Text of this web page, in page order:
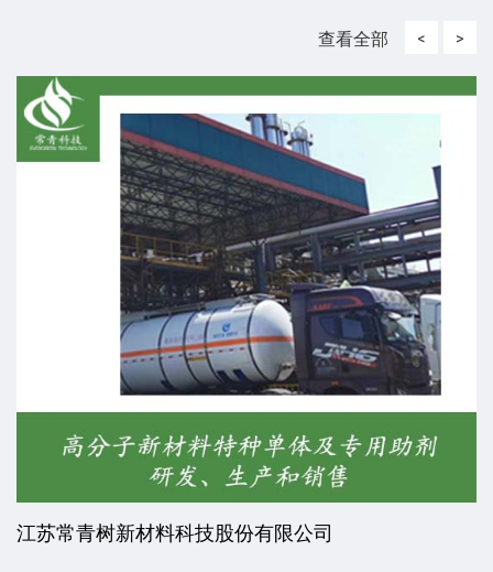
查看全部 <
江苏常青树新材料科技股份有限公司
>